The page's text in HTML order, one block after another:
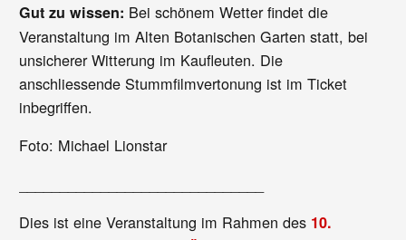
Gut zu wissen: Bei schönem Wetter findet die
Veranstaltung im Alten Botanischen Garten statt, bei
unsicherer Witterung im Kaufleuten. Die
anschliessende Stummfilmvertonung ist im Ticket
inbegriffen.
Foto: Michael Lionstar
Dies ist eine Veranstaltung im Rahmen des 10.